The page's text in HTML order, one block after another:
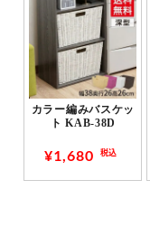
カラー編みバスケッ
ト KAB-38D
¥1,680 税込